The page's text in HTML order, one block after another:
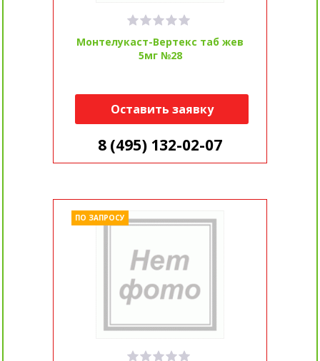
Монтелукаст-Вертекс таб жев
5мг №28
Оставить заявку
8 (495) 132-02-07
ПО ЗАПРОСУ